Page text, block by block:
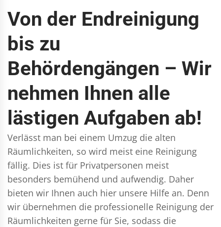
Von der Endreinigung
bis zu
Behördengängen – Wir
nehmen Ihnen alle
lästigen Aufgaben ab!
Verlässt man bei einem Umzug die alten
Räumlichkeiten, so wird meist eine Reinigung
fällig. Dies ist für Privatpersonen meist
besonders bemühend und aufwendig. Daher
bieten wir Ihnen auch hier unsere Hilfe an. Denn
wir übernehmen die professionelle Reinigung der
Räumlichkeiten gerne für Sie, sodass die